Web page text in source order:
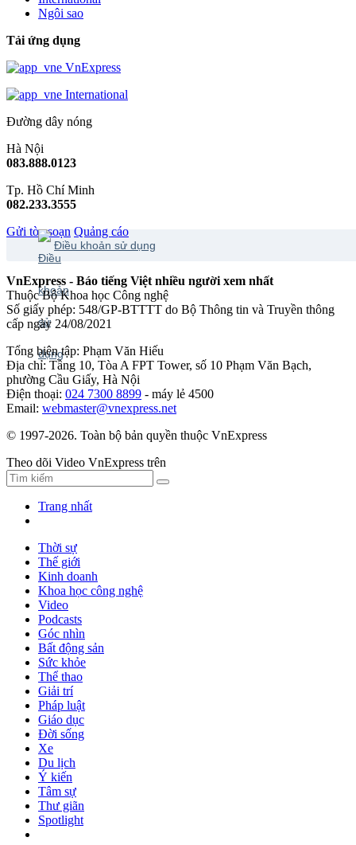
Ngôi sao
Tải ứng dụng
VnExpress
International
Đường dây nóng
Hà Nội
083.888.0123
Tp. Hồ Chí Minh
082.233.3555
Gửi tòa soạn Quảng cáo
Điều khoản sử dụng
VnExpress - Báo tiếng Việt nhiều người xem nhất
Thuộc Bộ Khoa học Công nghệ
Số giấy phép: 548/GP-BTTTT do Bộ Thông tin và Truyền thông
cấp ngày 24/08/2021
Tổng biên tập: Phạm Văn Hiếu
Địa chỉ: Tầng 10, Tòa A FPT Tower, số 10 Phạm Văn Bạch,
phường Cầu Giấy, Hà Nội
Điện thoại: 024 7300 8899 - máy lẻ 4500
Email: webmaster@vnexpress.net
© 1997-2026. Toàn bộ bản quyền thuộc VnExpress
Theo dõi Video VnExpress trên
Trang nhất
Thời sự
Thế giới
Kinh doanh
Khoa học công nghệ
Video
Podcasts
Góc nhìn
Bất động sản
Sức khỏe
Thể thao
Giải trí
Pháp luật
Giáo dục
Đời sống
Xe
Du lịch
Ý kiến
Tâm sự
Thư giãn
Spotlight